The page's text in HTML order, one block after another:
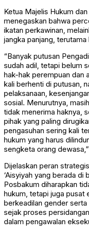
Ketua Majelis Hukum
menegaskan bahwa
ikatan perkawinan,
jangka panjang,
“Banyak putusan
sudah adil, tetapi belum
hak-hak perempuan dan
kali berhenti di putusan,
pelaksanaan,
sosial. Menurutnya,
tidak menerima haknya,
pihak yang paling
pengasuhan sering kali
hukum yang harus
sengketa orang
Dijelaskan peran
‘Aisyiyah yang berada di
Posbakum diharapkan
hukum, tetapi juga pusat
berkeadilan gender
sejak proses
dalam pengawalan